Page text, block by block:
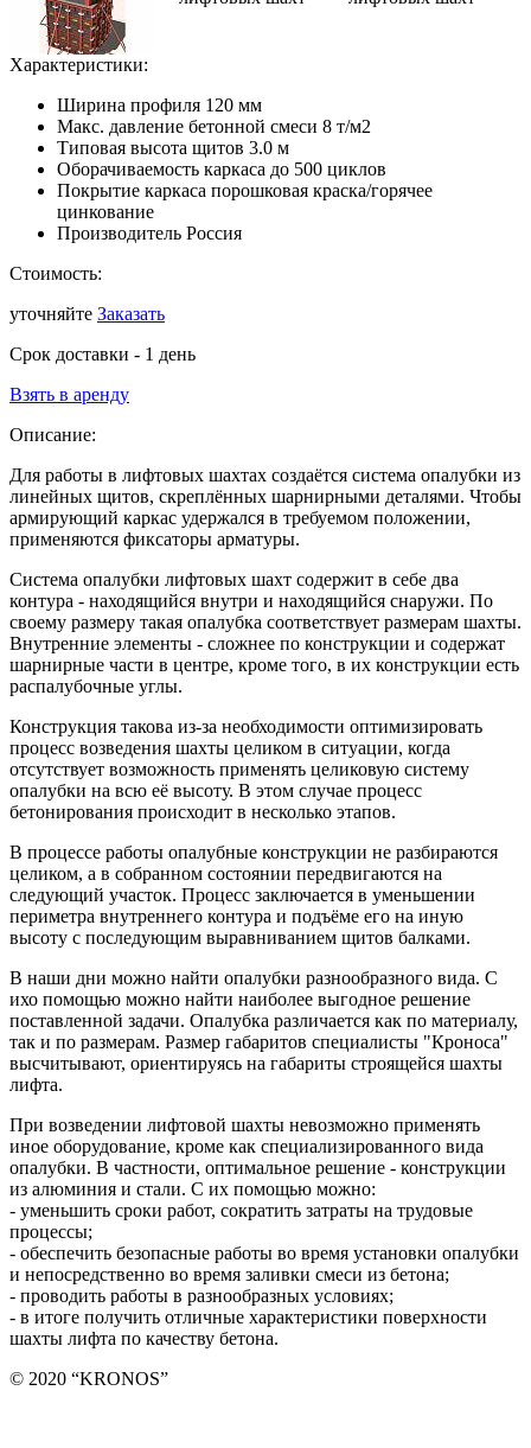
Характеристики:
Ширина профиля 120 мм
Макс. давление бетонной смеси 8 т/м2
Типовая высота щитов 3.0 м
Оборачиваемость каркаса до 500 циклов
Покрытие каркаса порошковая краска/горячее
цинкование
Производитель Россия
Стоимость:
уточняйте Заказать
Срок доставки - 1 день
Взять в аренду
Описание:
Для работы в лифтовых шахтах создаётся система опалубки из
линейных щитов, скреплённых шарнирными деталями. Чтобы
армирующий каркас удержался в требуемом положении,
применяются фиксаторы арматуры.
Система опалубки лифтовых шахт содержит в себе два
контура - находящийся внутри и находящийся снаружи. По
своему размеру такая опалубка соответствует размерам шахты.
Внутренние элементы - сложнее по конструкции и содержат
шарнирные части в центре, кроме того, в их конструкции есть
распалубочные углы.
Конструкция такова из-за необходимости оптимизировать
процесс возведения шахты целиком в ситуации, когда
отсутствует возможность применять целиковую систему
опалубки на всю её высоту. В этом случае процесс
бетонирования происходит в несколько этапов.
В процессе работы опалубные конструкции не разбираются
целиком, а в собранном состоянии передвигаются на
следующий участок. Процесс заключается в уменьшении
периметра внутреннего контура и подъёме его на иную
высоту с последующим выравниванием щитов балками.
В наши дни можно найти опалубки разнообразного вида. С
ихо помощью можно найти наиболее выгодное решение
поставленной задачи. Опалубка различается как по материалу,
так и по размерам. Размер габаритов специалисты "Кроноса"
высчитывают, ориентируясь на габариты строящейся шахты
лифта.
При возведении лифтовой шахты невозможно применять
иное оборудование, кроме как специализированного вида
опалубки. В частности, оптимальное решение - конструкции
из алюминия и стали. С их помощью можно:
- уменьшить сроки работ, сократить затраты на трудовые
процессы;
- обеспечить безопасные работы во время установки опалубки
и непосредственно во время заливки смеси из бетона;
- проводить работы в разнообразных условиях;
- в итоге получить отличные характеристики поверхности
шахты лифта по качеству бетона.
© 2020 “KRONOS”